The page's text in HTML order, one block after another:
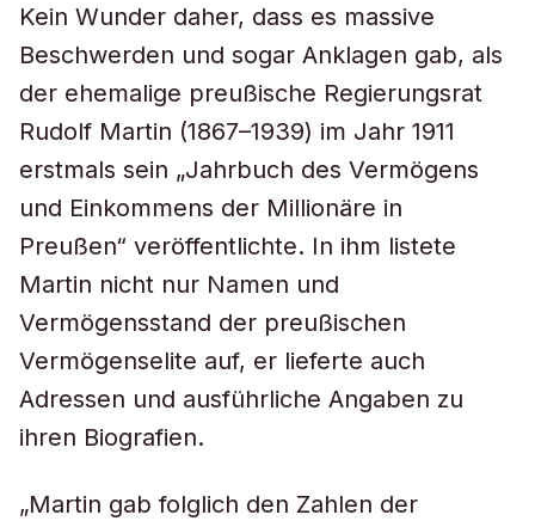
Kein Wunder daher, dass es massive
Beschwerden und sogar Anklagen gab, als
der ehemalige preußische Regierungsrat
Rudolf Martin (1867–1939) im Jahr 1911
erstmals sein „Jahrbuch des Vermögens
und Einkommens der Millionäre in
Preußen“ veröffentlichte. In ihm listete
Martin nicht nur Namen und
Vermögensstand der preußischen
Vermögenselite auf, er lieferte auch
Adressen und ausführliche Angaben zu
ihren Biografien.
„Martin gab folglich den Zahlen der